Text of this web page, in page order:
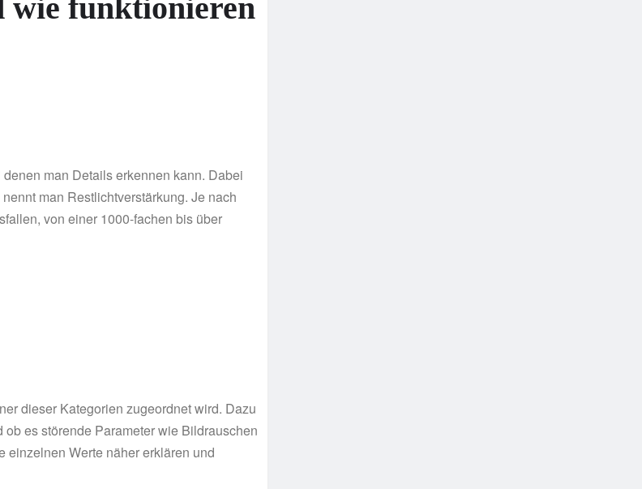
wie funktionieren
man Details erkennen kann. Dabei
man Restlichtverstärkung. Je nach
von einer 1000-fachen bis über
dieser Kategorien zugeordnet wird. Dazu
es störende Parameter wie Bildrauschen
einzelnen Werte näher erklären und